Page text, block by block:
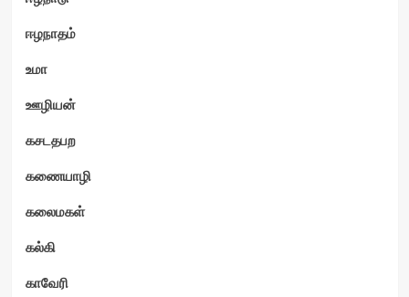
ஈழநாதம்
உமா
ஊழியன்
கசடதபற
கணையாழி
கலைமகள்
கல்கி
காவேரி